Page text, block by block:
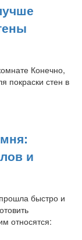
Конечно,
покраски стен в
и
быстро и
относятся: